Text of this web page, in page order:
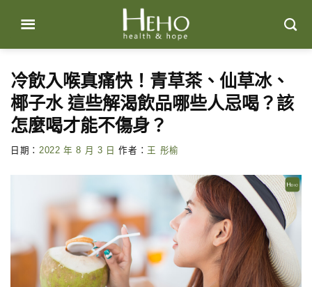
content
冷飲入喉真痛快！青草茶、仙草冰、
椰子水 這些解渴飲品哪些人忌喝？該
怎麼喝才能不傷身？
日期： 2022 年 8 月 3 日 作者： 王 彤榆